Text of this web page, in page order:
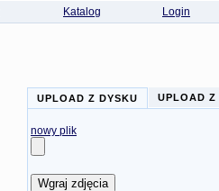
Katalog Login
UPLOAD Z DYSKU UPLOAD Z
nowy plik